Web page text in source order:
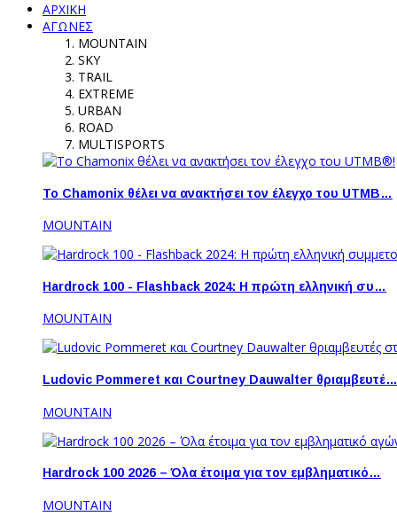
ΑΡΧΙΚΗ
ΑΓΩΝΕΣ
MOUNTAIN
SKY
TRAIL
EXTREME
URBAN
ROAD
MULTISPORTS
Το Chamonix θέλει να ανακτήσει τον έλεγχο του UTMB…
MOUNTAIN
Hardrock 100 - Flashback 2024: Η πρώτη ελληνική συ…
MOUNTAIN
Ludovic Pommeret και Courtney Dauwalter θριαμβευτέ…
MOUNTAIN
Hardrock 100 2026 – Όλα έτοιμα για τον εμβληματικό…
MOUNTAIN